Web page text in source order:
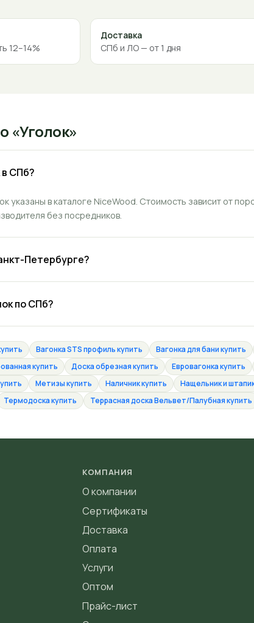
12–14%
Доставка
СПб и ЛО — от 1 дня
«Уголок»
в СПб?
указаны в каталоге NiceWood. Стоимость зависит от
без посредников.
Петербурге?
по СПб?
Вагонка STS профиль купить Вагонка для бани купить
купить
Доска обрезная купить Евровагонка купить
Метизы купить Наличник купить Нащельник и
Термодоска купить Террасная доска Вельвет/Палубная купить
КОМПАНИЯ
О компании
Сертификаты
Доставка
Оплата
Услуги
Оптом
Прайс-лист